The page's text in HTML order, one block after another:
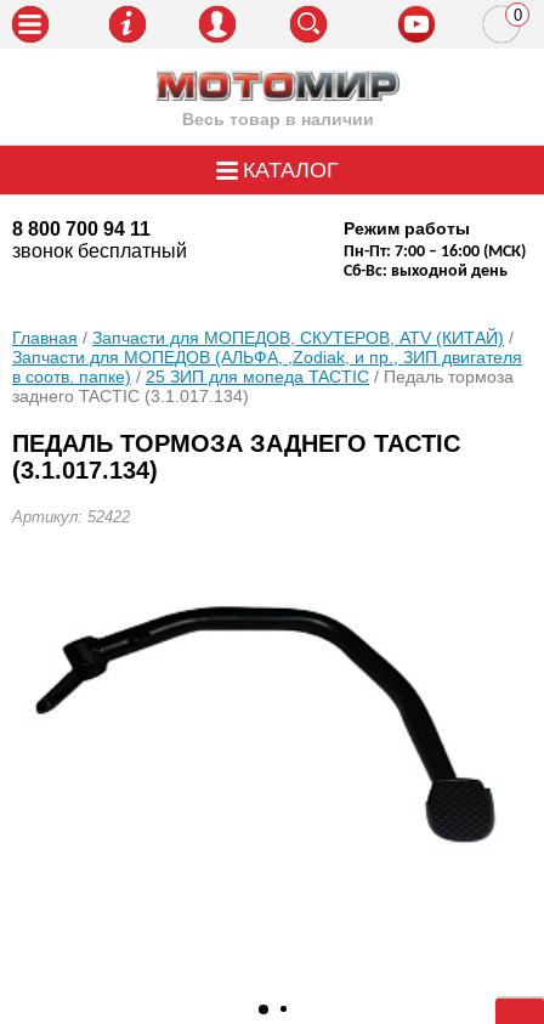
Весь товар в наличии
8 800 700 94 11
звонок бесплатный
Режим работы
Пн-Пт: 7:00 – 16:00 (МСК)
Сб-Вс: выходной день
0
КАТАЛОГ
Главная / Запчасти для МОПЕДОВ, СКУТЕРОВ, ATV (КИТАЙ) /
Запчасти для МОПЕДОВ (АЛЬФА, ,Zodiak, и пр., ЗИП двигателя
в соотв. папке) / 25 ЗИП для мопеда TACTIC / Педаль тормоза
заднего TACTIC (3.1.017.134)
ПЕДАЛЬ ТОРМОЗА ЗАДНЕГО TACTIC
(3.1.017.134)
Артикул: 52422